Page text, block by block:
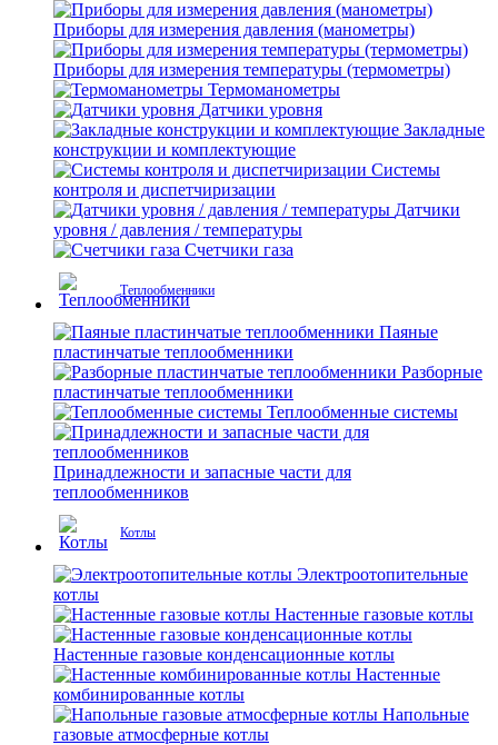
Приборы для измерения давления (манометры)
Приборы для измерения температуры (термометры)
Термоманометры
Датчики уровня
Закладные
конструкции и комплектующие
Системы
контроля и диспетчиризации
Датчики
уровня / давления / температуры
Счетчики газа
Теплообменники
Паяные
пластинчатые теплообменники
Разборные
пластинчатые теплообменники
Теплообменные системы
Принадлежности и запасные части для
теплообменников
Котлы
Электроотопительные
котлы
Настенные газовые котлы
Настенные газовые конденсационные котлы
Настенные
комбинированные котлы
Напольные
газовые атмосферные котлы